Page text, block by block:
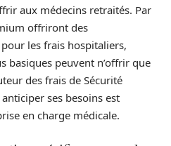
aux médecins retraités. Par
offriront des
les frais hospitaliers,
basiques peuvent n’offrir que
des frais de Sécurité
ses besoins est
en charge médicale.